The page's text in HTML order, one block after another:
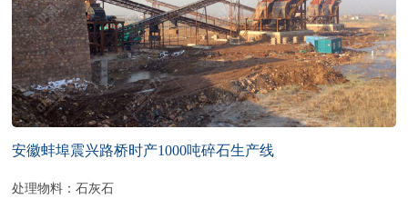
安徽蚌埠震兴路桥时产1000吨碎石生产线
处理物料：石灰石